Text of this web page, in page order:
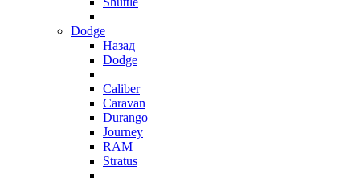
Dodge
Назад
Dodge
Caliber
Caravan
Durango
Journey
RAM
Stratus